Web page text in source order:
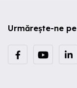
Urmărește-ne pe